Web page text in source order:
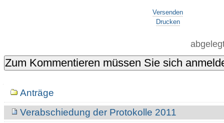
Versenden
Drucken
NavigationAnträge
Verabschiedung der Protokolle 2011